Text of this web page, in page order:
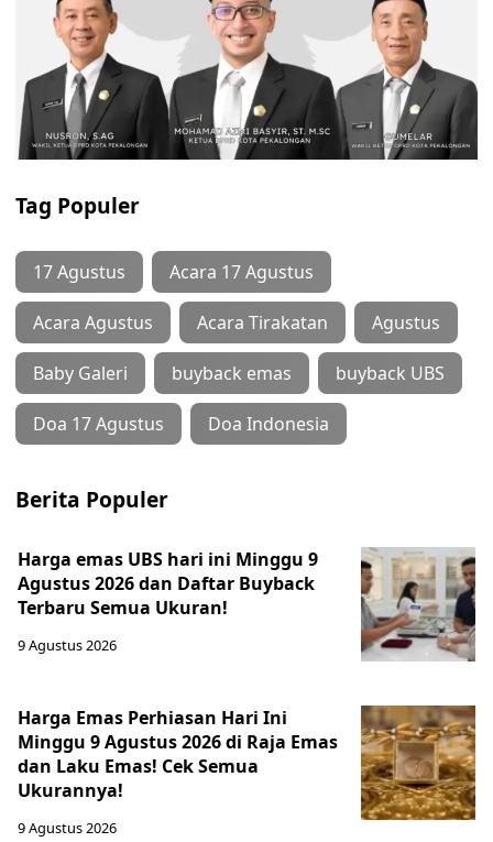
Tag Populer
17 Agustus Acara 17 Agustus
Acara Agustus Acara Tirakatan Agustus
Baby Galeri buyback emas buyback UBS
Doa 17 Agustus Doa Indonesia
Berita Populer
Harga emas UBS hari ini Minggu 9
Agustus 2026 dan Daftar Buyback
Terbaru Semua Ukuran!
9 Agustus 2026
Harga Emas Perhiasan Hari Ini
Minggu 9 Agustus 2026 di Raja Emas
dan Laku Emas! Cek Semua
Ukurannya!
9 Agustus 2026